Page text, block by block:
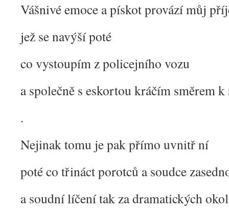
Vášnivé emoce a pískot provází můj
jež se navýší poté
co vystoupím z policejního vozu
a společně s eskortou kráčím směrem
.
Nejinak tomu je pak přímo uvnitř ní
poté co třináct porotců a soudce
a soudní líčení tak za dramatických